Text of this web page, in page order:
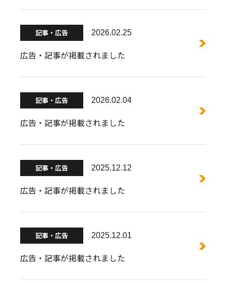
記事・広告 2026.02.25
広告・記事が掲載されました
記事・広告 2026.02.04
広告・記事が掲載されました
記事・広告 2025.12.12
広告・記事が掲載されました
記事・広告 2025.12.01
広告・記事が掲載されました